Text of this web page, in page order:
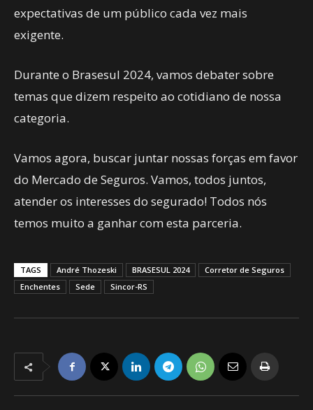
expectativas de um público cada vez mais
exigente.
Durante o Brasesul 2024, vamos debater sobre
temas que dizem respeito ao cotidiano de nossa
categoria.
Vamos agora, buscar juntar nossas forças em favor
do Mercado de Seguros. Vamos, todos juntos,
atender os interesses do segurado! Todos nós
temos muito a ganhar com esta parceria.
TAGS André Thozeski BRASESUL 2024
Corretor de Seguros
Enchentes
Sede Sincor-RS